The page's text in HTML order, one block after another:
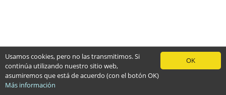
OK
Usamos cookies, pero no las transmitimos. Si
continúa utilizando nuestro sitio web,
asumiremos que está de acuerdo (con el botón OK)
Más información